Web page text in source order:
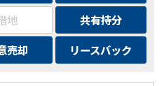
地
共有持分
売却 リースバック